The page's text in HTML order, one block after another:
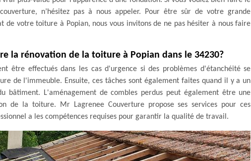
n’hésitez pas à nous appeler. Pour être sûr de votre grande
de votre toiture à Popian, nous vous invitons de ne pas hésiter à nous faire
la rénovation de la toiture à Popian dans le 34230?
être effectués dans les cas d'urgence si des problèmes d'étanchéité se
de l'immeuble. Ensuite, ces tâches sont également faites quand il y a un
bâtiment. L'aménagement de combles perdus peut également être une
de la toiture. Mr Lagrenee Couverture propose ses services pour ces
a les compétences requises pour garantir la qualité de travail.